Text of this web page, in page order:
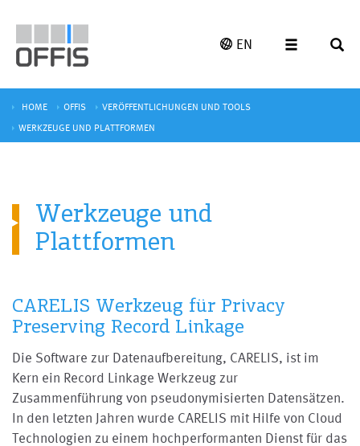
EN
HOME OFFIS
VERÖFFENTLICHUNGEN UND TOOLS
WERKZEUGE UND PLATTFORMEN
Werkzeuge und
Plattformen
CARELIS Werkzeug für Privacy
Preserving Record Linkage
Die Software zur Datenaufbereitung, CARELIS, ist im
Kern ein Record Linkage Werkzeug zur
Zusammenführung von pseudonymisierten Datensätzen.
In den letzten Jahren wurde CARELIS mit Hilfe von Cloud
Technologien zu einem hochperformanten Dienst für das